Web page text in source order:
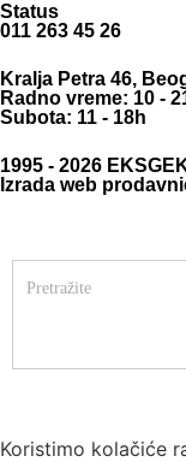
Status
011 263 45 26
Kralja Petra 46,
Radno vreme: 10 -
Subota: 11 - 18h
1995 - 2026
Izrada web
Koristimo kolačiće